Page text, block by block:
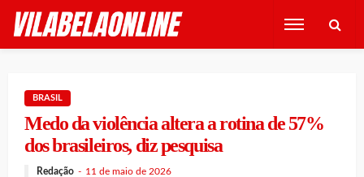
BRASIL
Medo da violência altera a rotina de 57%
dos brasileiros, diz pesquisa
Redação 11 de maio de 2026